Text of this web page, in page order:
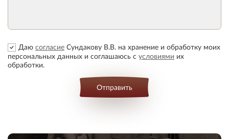
Даю согласие Сундакову В.В. на хранение и обработку моих
персональных данных и соглашаюсь с условиями их
обработки.
Отправить